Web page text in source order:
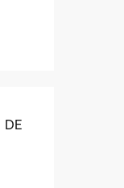
DE